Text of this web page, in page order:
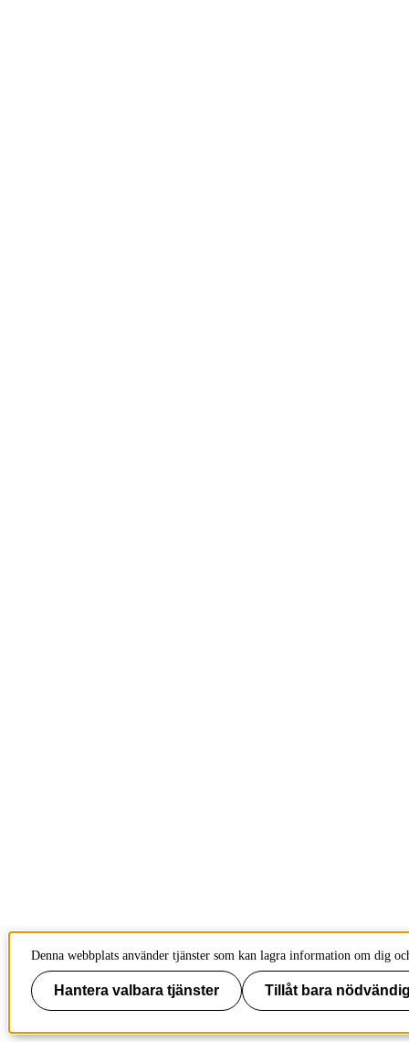
Denna webbplats använder tjänster som kan lagra information om dig
Hantera valbara tjänster Tillåt bara